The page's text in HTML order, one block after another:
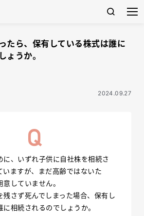
たら、保有している株式は誰に
ょうか。
2024.09.27
に、いずれ子供に自社株を相続さ
いますが、まだ高齢ではないた
していません。
残さず死んでしまった場合、保有し
に相続されるのでしょうか。